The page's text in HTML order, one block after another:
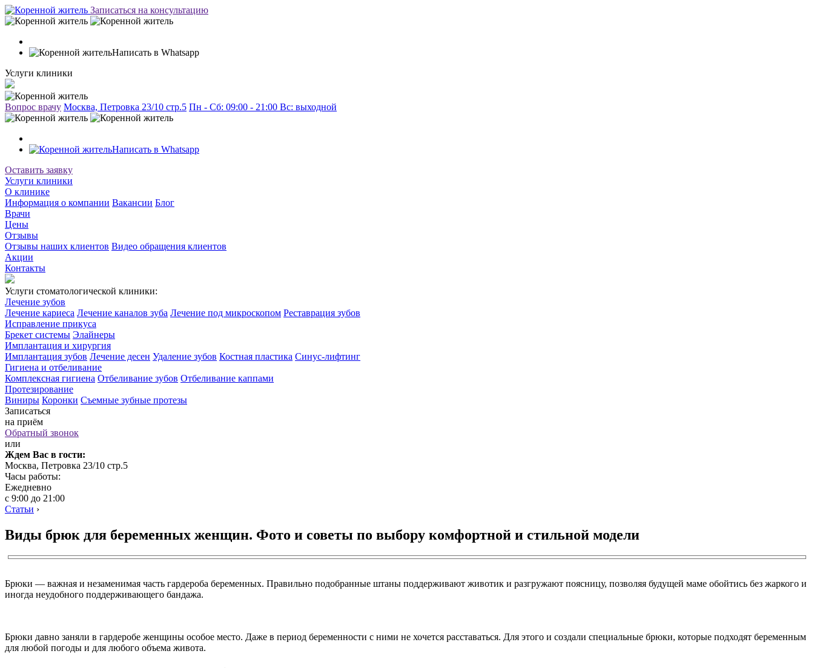
Записаться на консультацию
Написать в Whatsapp
Услуги клиники
Вопрос врачу Москва, Петровка 23/10 стр.5 Пн - Сб: 09:00 - 21:00 Вc: выходной
Написать в Whatsapp
Оставить заявку
Услуги клиники
О клинике
Информация о компании Вакансии Блог
Врачи
Цены
Отзывы
Отзывы наших клиентов Видео обращения клиентов
Акции
Контакты
Услуги стоматологической клиники:
Лечение зубов
Лечение кариеса Лечение каналов зуба Лечение под микроскопом Реставрация зубов
Исправление прикуса
Брекет системы Элайнеры
Имплантация и хирургия
Имплантация зубов Лечение десен Удаление зубов Костная пластика Синус-лифтинг
Гигиена и отбеливание
Комплексная гигиена Отбеливание зубов Отбеливание каппами
Протезирование
Виниры Коронки Съемные зубные протезы
Записаться
на приём
Обратный звонок
или
Ждем Вас в гости:
Москва, Петровка 23/10 стр.5
Часы работы:
Ежедневно
с 9:00 до 21:00
Статьи ›
Виды брюк для беременных женщин. Фото и советы по выбору комфортной и стильной модели
Брюки — важная и незаменимая часть гардероба беременных. Правильно подобранные штаны поддерживают животик и разгружают поясницу, позволяя будущей маме обойтись без жаркого и
иногда неудобного поддерживающего бандажа.
Брюки давно заняли в гардеробе женщины особое место. Даже в период беременности с ними не хочется расставаться. Для этого и создали специальные брюки, которые подходят беременным
для любой погоды и для любого объема живота.